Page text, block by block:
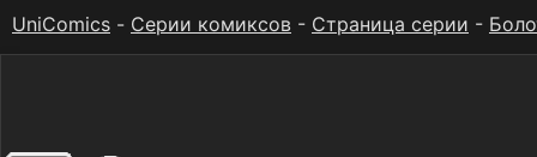
UniComics - Серии комиксов - Страница серии -